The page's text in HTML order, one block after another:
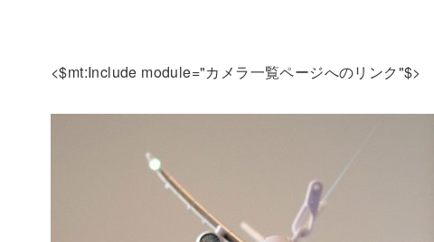
<$mt:Include module="カメラ一覧ページへのリンク"$>